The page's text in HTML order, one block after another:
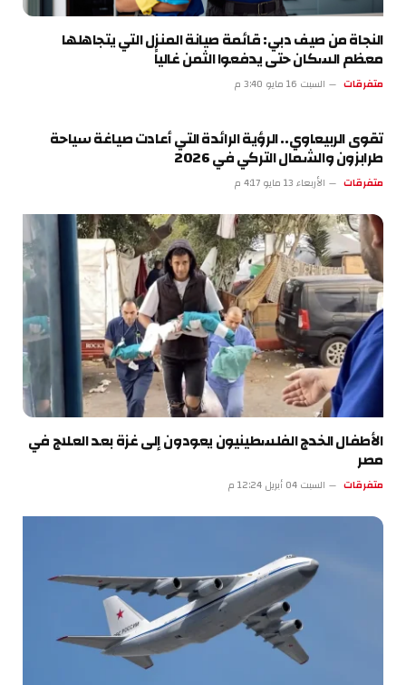
النجاة من صيف دبي: قائمة صيانة المنزل التي يتجاهلها
معظم السكان حتى يدفعوا الثمن غالياً
متفرقات السبت 16 مايو 3:40 م
تقوى الربيعاوي.. الرؤية الرائدة التي أعادت صياغة سياحة
طرابزون والشمال التركي في 2026
متفرقات الأربعاء 13 مايو 4:17 م
الأطفال الخدج الفلسطينيون يعودون إلى غزة بعد العلاج في
مصر
متفرقات السبت 04 أبريل 12:24 م